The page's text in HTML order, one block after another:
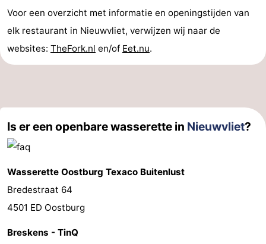
en
drinken
Haaientanden
Zeehonden
Evenementen
Forum
Route
-
Parkeren
Reisboekenwinkel
Nieuws
Voor een overzicht met informatie en openingstijden van
elk restaurant in Nieuwvliet, verwijzen wij naar de
websites: TheFork.nl en/of Eet.nu.
Is er een openbare wasserette in Nieuwvliet?
Wasserette Oostburg Texaco Buitenlust
Bredestraat 64
4501 ED Oostburg
Breskens - TinQ